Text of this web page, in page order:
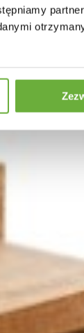
CRAFT 100 CM
zł